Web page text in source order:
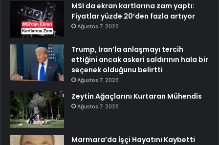
MSI da ekran kartlarına zam yaptı:
Fiyatlar yüzde 20’den fazla artıyor
Ağustos 7, 2026
Trump, İran’la anlaşmayı tercih
ettiğini ancak askeri saldırının hala bir
seçenek olduğunu belirtti
Ağustos 7, 2026
Zeytin Ağaçlarını Kurtaran Mühendis
Ağustos 7, 2026
Marmara’da İşçi Hayatını Kaybetti